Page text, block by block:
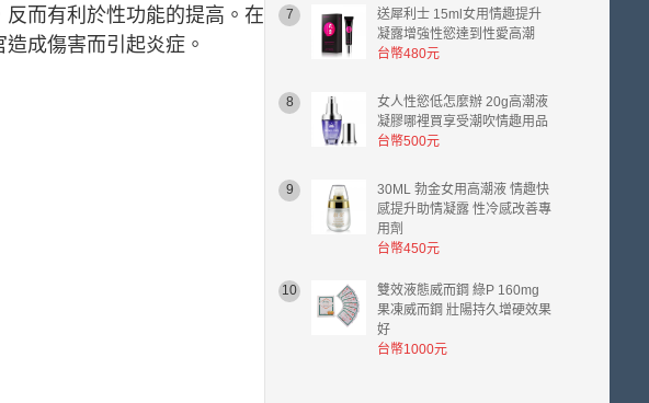
而有利於性功能的提高。在
成傷害而引起炎症。
7
送犀利士 15ml女用情趣提升
凝露增強性慾達到性愛高潮
台幣480元
8
女人性慾低怎麼辦 20g高潮液
凝膠哪裡買享受潮吹情趣用品
台幣500元
9
30ML 勃金女用高潮液 情趣快
感提升助情凝露 性冷感改善專
用劑
台幣450元
10
雙效液態威而鋼 綠P 160mg
果凍威而鋼 壯陽持久增硬效果
好
台幣1000元